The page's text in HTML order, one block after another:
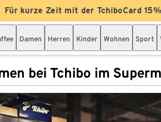
Für kurze Zeit mit der TchiboCard
Damen Herren Kinder Wohnen Sport
bei Tchibo im